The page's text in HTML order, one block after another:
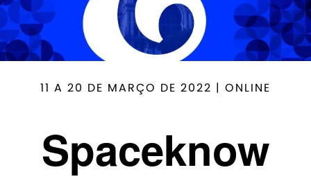
11 A 20 DE MARÇO DE 2022 | ONLINE
Spaceknow